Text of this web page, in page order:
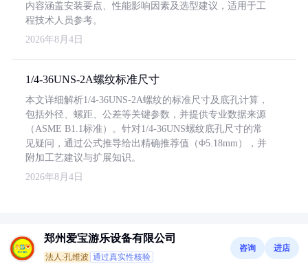
内容涵盖安装要点、性能影响因素及选型建议，适用于工
程技术人员参考。
2026年8月4日
1/4-36UNS-2A螺纹标准尺寸
本文详细解析1/4-36UNS-2A螺纹的标准尺寸及底孔计算，
包括外径、螺距、公差等关键参数，并提供专业数据来源
（ASME B1.1标准）。针对1/4-36UNS螺纹底孔尺寸的常
见疑问，通过公式推导给出精确推荐值（Φ5.18mm），并
附加工艺建议与扩展知识。
2026年8月4日
郑州爱宝游乐设备有限公司
法人:孔维波 通过真实性核验
咨询 进店